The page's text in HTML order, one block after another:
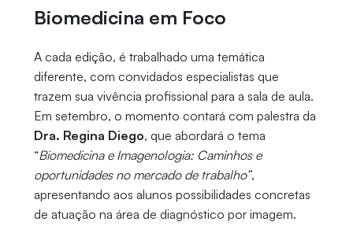
Biomedicina em Foco
A cada edição, é trabalhado uma temática
diferente, com convidados especialistas que
trazem sua vivência profissional para a sala de aula.
Em setembro, o momento contará com palestra da
Dra. Regina Diego, que abordará o tema
“Biomedicina e Imagenologia: Caminhos e
oportunidades no mercado de trabalho”,
apresentando aos alunos possibilidades concretas
de atuação na área de diagnóstico por imagem.